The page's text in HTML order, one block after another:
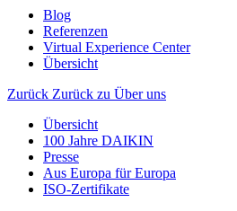
Blog
Referenzen
Virtual Experience Center
Übersicht
Zurück Zurück zu Über uns
Übersicht
100 Jahre DAIKIN
Presse
Aus Europa für Europa
ISO-Zertifikate